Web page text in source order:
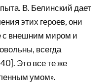
В. Белинский дает
этих героев, они
с внешним миром и
всегда
Это все те же
умом».